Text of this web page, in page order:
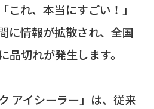
これ、本当にすごい！」
に情報が拡散され、全国
品切れが発生します。
アイシーラー」は、従来